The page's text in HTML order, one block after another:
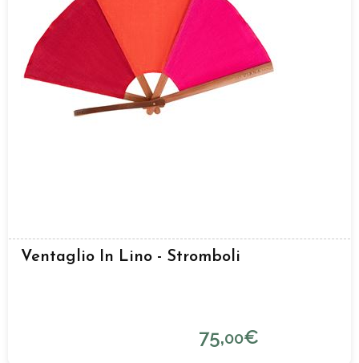
Ventaglio In Lino - Stromboli
75,00€